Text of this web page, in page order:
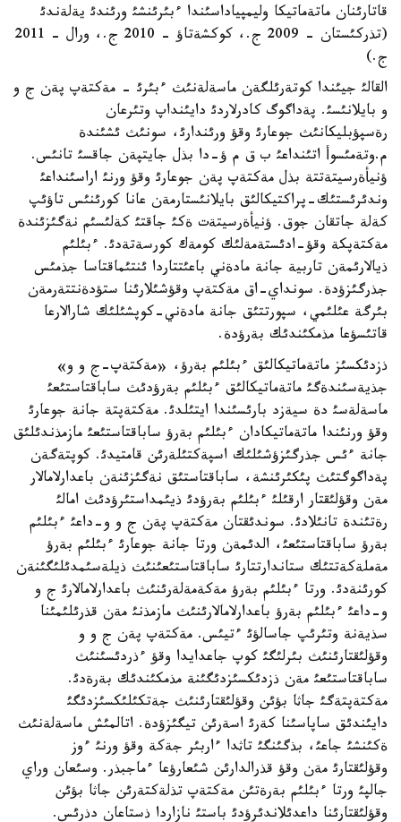
قاتارئنان ماتةماتيكا وليمپياداسئندا ءبئرئنشئ ورئندئ يةلةندئ
(تذركئستان - 2009 ج.، كوكشةتاؤ - 2010 ج.، ورال - 2011
ج.)
القالئ جيئندا كوتةرئلگةن ماسةلةنئث ءبئرئ - مةكتةپ پةن ج و
و بايلانئسئ. پةداگوگ كادرلاردئ دايئنداپ وتئرعان
رةسپؤبليكانئث جوعارئ وقؤ ورئندارئ، سونئث ئشئندة
م.وتةمئسوأ اتئنداعئ ب ق م ؤ-دا بذل جايتپةن جاقسئ تانئس.
ؤنيأةرسيتةتتة بذل مةكتةپ پةن جوعارئ وقؤ ورنئ اراسئنداعئ
وندئرئستئك-پراكتيكالئق بايلانئستارمةن عانا كورئنئس تاؤئپ
كةلة جاتقان جوق. ؤنيأةرسيتةت ةكئ جاقتئ كةلئسئم نةگئزئندة
مةكتةپكة وقؤ-ادئستةمةلئك كومةك كورسةتةدئ. ءبئلئم
ذيالارئمةن تاربية جانة مادةني باعئتتاردا ئنتئماقتاسا جذمئس
جذرگئزؤدة. سونداي-اق مةكتةپ وقؤشئلارئنا ستؤدةنتتةرمةن
بئرگة عئلئمي، سپورتتئق جانة مادةني-كوپشئلئك شارالارعا
قاتئسؤعا مذمكئندئك بةرؤدة.
ذزدئكسئز ماتةماتيكالئق ءبئلئم بةرؤ، «مةكتةپ-ج و و»
جذيةسئندةگئ ماتةماتيكالئق ءبئلئم بةرؤدئث ساباقتاستئعئ
ماسةلةسئ دة سيةزد بارئسئندا ايتئلدئ. مةكتةپتة جانة جوعارئ
وقؤ ورنئندا ماتةماتيكادان ءبئلئم بةرؤ ساباقتاستئعئ مازمذندئلئق
جانة ءئس جذرگئزؤشئلئك اسپةكتئلةرئن قامتيدئ. كوپتةگةن
پةداگوگتئث پئكئرئنشة، ساباقتاستئق نةگئزئنةن باعدارلامالار
مةن وقؤلئقتار ارقئلئ ءبئلئم بةرؤدئ ذيئمداستئرؤدئث امالئ
رةتئندة تانئلادئ. سوندئقتان مةكتةپ پةن ج و و-داعئ ءبئلئم
بةرؤ ساباقتاستئعئ، الدئمةن ورتا جانة جوعارئ ءبئلئم بةرؤ
مةملةكةتتئك ستاندارتتارئ ساباقتاستئعئنئث ذيلةسئمدئلئگئنةن
كورئنةدئ. ورتا ءبئلئم بةرؤ مةكةمةلةرئنئث باعدارلامالارئ ج و
و-داعئ ءبئلئم بةرؤ باعدارلامالارئنئث مازمذنئ مةن قذرئلئمئنا
سذيةنة وتئرئپ جاسالؤئ ءتيئس. مةكتةپ پةن ج و و
وقؤلئقتارئنئث بئرلئگئ كوپ جاعدايدا وقؤ ءذردئسئنئث
ساباقتاستئعئ مةن ذزدئكسئزدئگئنة مذمكئندئك بةرةدئ.
مةكتةپتةگئ جاثا بؤئن وقؤلئقتارئنئث جةتكئلئكسئزدئگئ
دايئندئق ساپاسئنا كةرئ اسةرئن تيگئزؤدة. اتالمئش ماسةلةنئث
ةكئنشئ جاعئ، بذگئنگئ تاثدا ءاربئر جةكة وقؤ ورنئ ءوز
وقؤلئقتارئ مةن وقؤ قذرالدارئن شئعارؤعا ءماجبذر. وسئعان وراي
جالپئ ورتا ءبئلئم بةرةتئن مةكتةپ تذلةكتةرئن جاثا بؤئن
وقؤلئقتارئنا داعدئلاندئرؤدئ باستئ نازاردا ذستاعان دذرئس.